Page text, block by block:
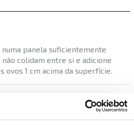
numa panela suficientemente
colidam entre si e adicione
ovos 1 cm acima da superfície.
ao lume. Quando começar a ferver,
cozinhar suavemente durante 7